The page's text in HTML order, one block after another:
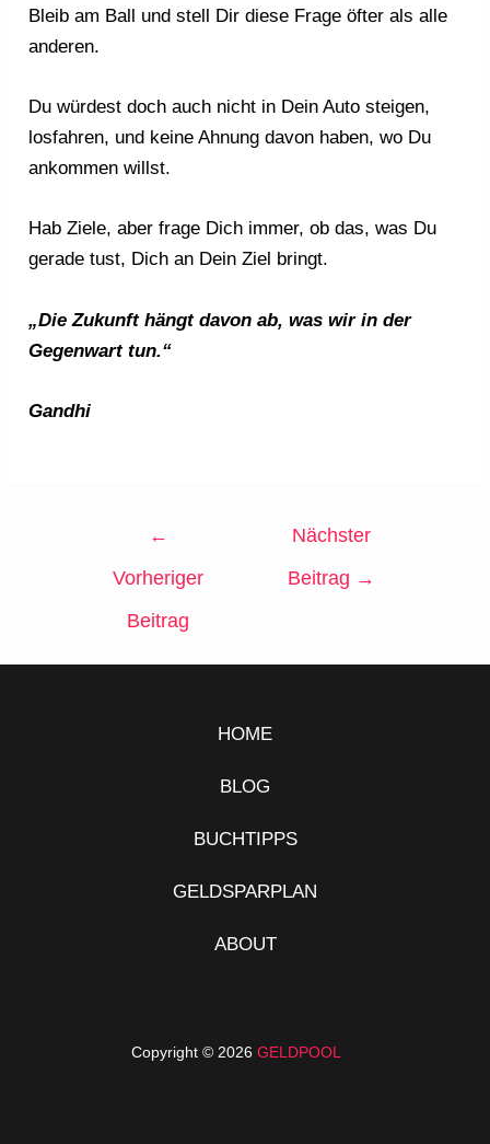
Bleib am Ball und stell Dir diese Frage öfter als alle
anderen.
Du würdest doch auch nicht in Dein Auto steigen,
losfahren, und keine Ahnung davon haben, wo Du
ankommen willst.
Hab Ziele, aber frage Dich immer, ob das, was Du
gerade tust, Dich an Dein Ziel bringt.
„Die Zukunft hängt davon ab, was wir in der
Gegenwart tun.“
Gandhi
←
Vorheriger
Beitrag
Nächster
Beitrag →
HOME
BLOG
BUCHTIPPS
GELDSPARPLAN
ABOUT
Copyright © 2026 GELDPOOL